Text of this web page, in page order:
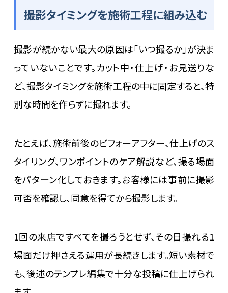
撮影タイミングを施術工程に組み込む
撮影が続かない最大の原因は「いつ撮るか」が決ま
っていないことです。カット中・仕上げ・お見送りな
ど、撮影タイミングを施術工程の中に固定すると、特
別な時間を作らずに撮れます。
たとえば、施術前後のビフォーアフター、仕上げのス
タイリング、ワンポイントのケア解説など、撮る場面
をパターン化しておきます。お客様には事前に撮影
可否を確認し、同意を得てから撮影します。
1回の来店ですべてを撮ろうとせず、その日撮れる1
場面だけ押さえる運用が長続きします。短い素材で
も、後述のテンプレ編集で十分な投稿に仕上げられ